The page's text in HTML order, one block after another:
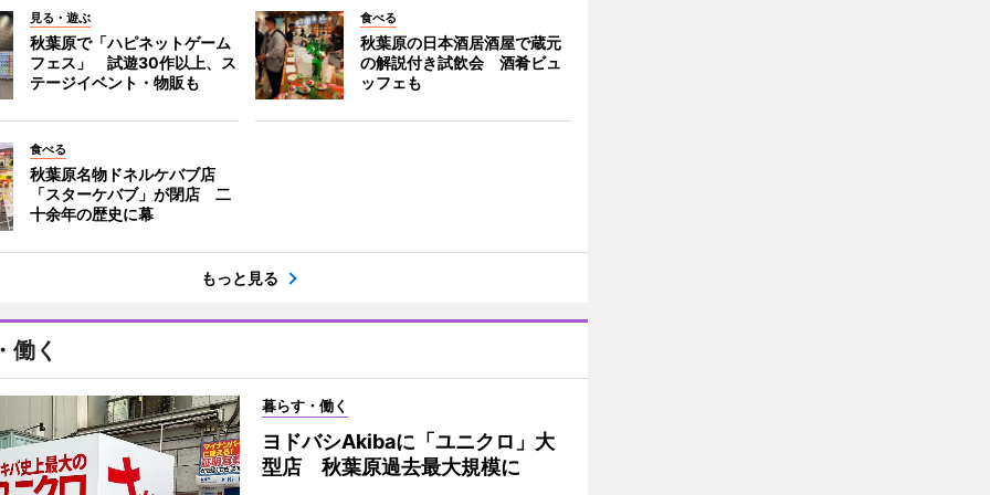
見る・遊ぶ
秋葉原で「ハピネットゲーム
フェス」 試遊30作以上、ス
テージイベント・物販も
食べる
秋葉原の日本酒居酒屋で蔵元
の解説付き試飲会 酒肴ビュ
ッフェも
食べる
秋葉原名物ドネルケバブ店
「スターケバブ」が閉店 二
十余年の歴史に幕
もっと見る
働く
暮らす・働く
ヨドバシAkibaに「ユニクロ」大
型店 秋葉原過去最大規模に